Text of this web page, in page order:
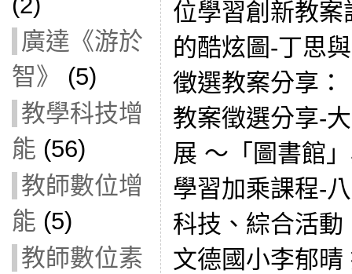
廣達《游於
智》
(5)
教學科技增
能 (56)
教師數位增
能 (5)
教師數位素
位學習創新教
的酷炫圖-丁思
徵選教案分享
教案徵選分享-
展 ～「圖書館
學習加乘課程-
科技、綜合活
文德國小李郁